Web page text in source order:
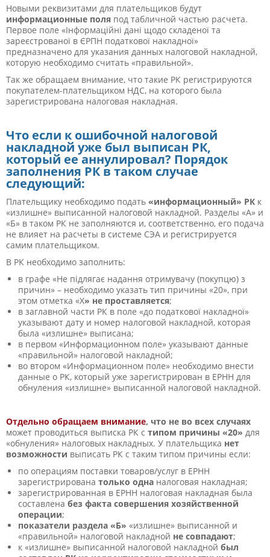
Новыми реквизитами для плательщиков будут
информационные поля под табличной частью расчета.
Первое поле «Інформаційні дані щодо складеної та
зареєстрованої в ЄРПН податкової накладної»
предназначено для указания данных налоговой накладной,
которую необходимо считать «правильной».
Так же обращаем внимание, что такие РК регистрируются
покупателем-плательщиком НДС, на которого была
зарегистрирована налоговая накладная.
Что если к ошибочной налоговой
накладной уже был выписан РК,
который ее аннулировал? Порядок
заполнения РК в таком случае
следующий:
Плательщику необходимо подать «информационный» РК к
«излишне» выписанной налоговой накладной. Разделы «А» и
«Б» в таком РК не заполняются и, соответственно, его подача
не влияет на расчеты в системе СЭА и регистрируется
самим плательщиком.
В РК необходимо заполнить:
в графе «Не підлягає надання отримувачу (покупцю) з
причин» – необходимо указать тип причины «20», при
этом отметка «Х» не проставляется;
в заглавной части РК в поле «до податкової накладної»
указывают дату и номер налоговой накладной, которая
была «излишне» выписана;
в первом «Информационном поле» указывают данные
«правильной» налоговой накладной;
во втором «Информационном поле» необходимо внести
данные о РК, который уже зарегистрирован в ЕРНН для
обнуления «излишне» выписанной налоговой накладной.
Отдельно обращаем внимание, что не во всех случаях
может проводиться выписка РК с типом причины «20» для
«обнуления» налоговых накладных. У плательщика нет
возможности выписать РК с таким типом причины если:
по операциям поставки товаров/услуг в ЕРНН
зарегистрирована только одна налоговая накладная;
зарегистрированная в ЕРНН налоговая накладная была
составлена без факта совершения хозяйственной
операции;
показатели раздела «Б» «излишне» выписанной и
«правильной» налоговой накладной не совпадают;
к «излишне» выписанной налоговой накладной был